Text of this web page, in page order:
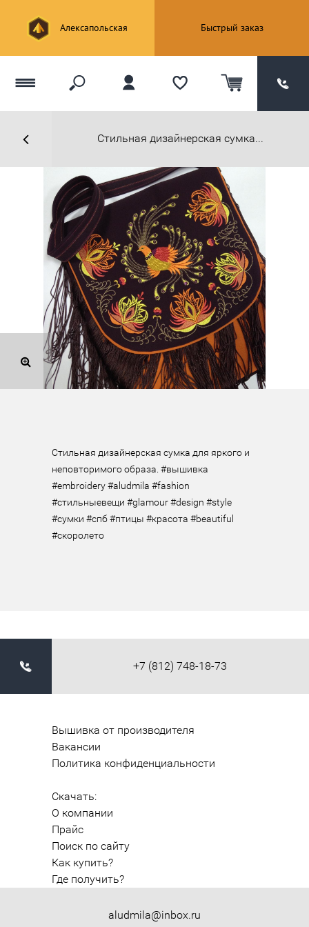
Алексапольская Быстрый заказ
Стильная дизайнерская сумка...
Стильная дизайнерская сумка для яркого и
неповторимого образа. #вышивка
#embroidery #aludmila #fashion
#стильныевещи #glamour #design #style
#сумки #спб #птицы #красота #beautiful
#скоролето
+7 (812) 748-18-73
aludmila@inbox.ru
Вышивка от производителя
Вакансии
Политика конфиденциальности
Скачать:
О компании
Прайс
Поиск по сайту
Как купить?
Где получить?